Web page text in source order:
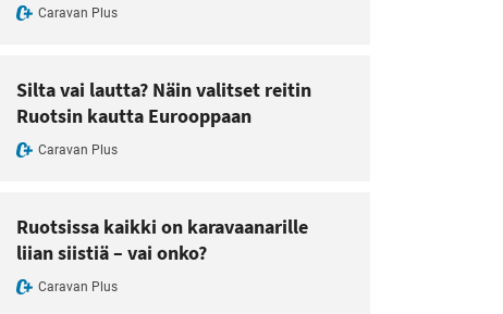
Caravan Plus
Silta vai lautta? Näin valitset reitin
Ruotsin kautta Eurooppaan
Caravan Plus
Ruotsissa kaikki on karavaanarille
liian siistiä – vai onko?
Caravan Plus